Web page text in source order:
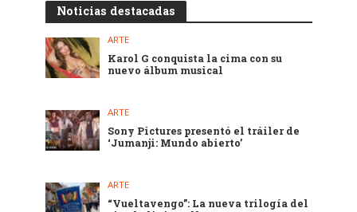
Noticias destacadas
ARTE
Karol G conquista la cima con su
nuevo álbum musical
ARTE
Sony Pictures presentó el tráiler de
‘Jumanji: Mundo abierto’
ARTE
“Vueltavengo”: La nueva trilogía del